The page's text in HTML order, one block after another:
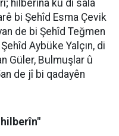
hilberîna ku di sala
bi Şehîd Esma Çevik
de bi Şehîd Teğmen
Aybüke Yalçın, di
Güler, Bulmuşlar û
de jî bi qadayên